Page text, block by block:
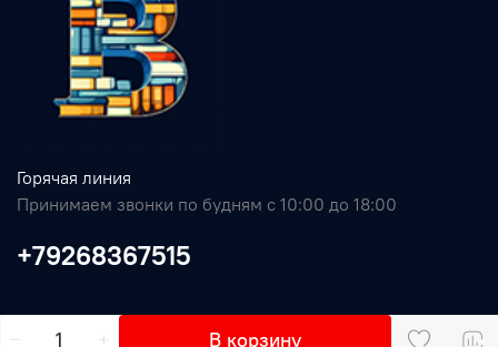
В корзину
Горячая линия
Принимаем звонки по будням с 10:00 до 18:00
+79268367515